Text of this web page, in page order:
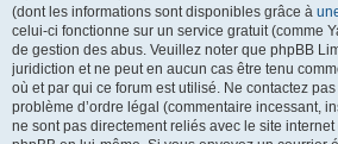
(dont les informations sont disponibles grâce à
celui-ci fonctionne sur un service gratuit (comme
de gestion des abus. Veuillez noter que phpBB
juridiction et ne peut en aucun cas être tenu
où et par qui ce forum est utilisé. Ne contactez
problème d’ordre légal (commentaire incessant,
ne sont pas directement reliés avec le site